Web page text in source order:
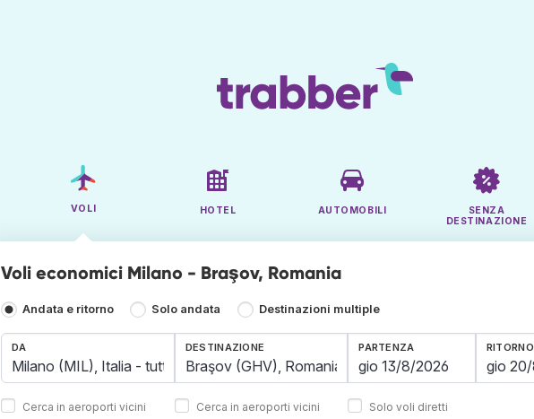
VOLI HOTEL AUTOMOBILI
SENZA
DESTINAZIONE
Voli economici Milano - Braşov, Romania
Andata e ritorno Solo andata Destinazioni multiple
DA
Cerca in aeroporti vicini
DESTINAZIONE
Cerca in aeroporti vicini
PARTENZA RITORNO
Solo voli diretti